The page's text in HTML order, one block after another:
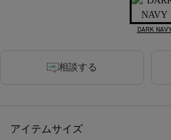
DARK NAVY
相談する
アイテムサイズ